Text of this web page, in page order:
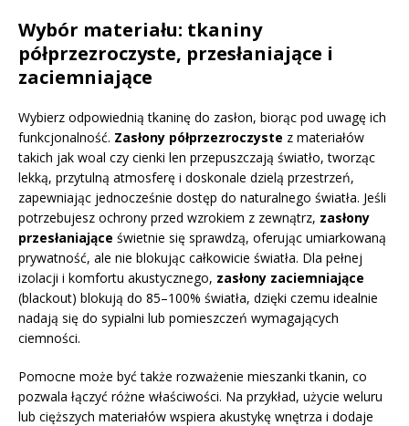
Wybór materiału: tkaniny
półprzezroczyste, przesłaniające i
zaciemniające
Wybierz odpowiednią tkaninę do zasłon, biorąc pod uwagę ich
funkcjonalność. Zasłony półprzezroczyste z materiałów
takich jak woal czy cienki len przepuszczają światło, tworząc
lekką, przytulną atmosferę i doskonale dzielą przestrzeń,
zapewniając jednocześnie dostęp do naturalnego światła. Jeśli
potrzebujesz ochrony przed wzrokiem z zewnątrz, zasłony
przesłaniające świetnie się sprawdzą, oferując umiarkowaną
prywatność, ale nie blokując całkowicie światła. Dla pełnej
izolacji i komfortu akustycznego, zasłony zaciemniające
(blackout) blokują do 85–100% światła, dzięki czemu idealnie
nadają się do sypialni lub pomieszczeń wymagających
ciemności.
Pomocne może być także rozważenie mieszanki tkanin, co
pozwala łączyć różne właściwości. Na przykład, użycie weluru
lub cięższych materiałów wspiera akustykę wnętrza i dodaje